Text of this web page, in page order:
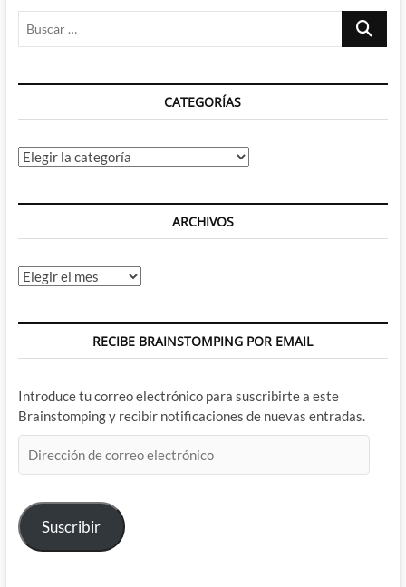
Buscar
CATEGORÍAS
Categorías
ARCHIVOS
Archivos
RECIBE BRAINSTOMPING POR EMAIL
Introduce tu correo electrónico para suscribirte a este
Brainstomping y recibir notificaciones de nuevas entradas.
de
electrónico
Suscribir